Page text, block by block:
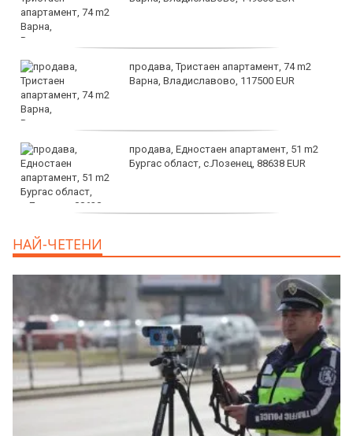
продава, Тристаен апартамент, 74 m2
Варна, Владиславово, 117500 EUR
продава, Едностаен апартамент, 51 m2
Бургас област, с.Лозенец, 88638 EUR
EUR
НАЙ-ЧЕТЕНИ